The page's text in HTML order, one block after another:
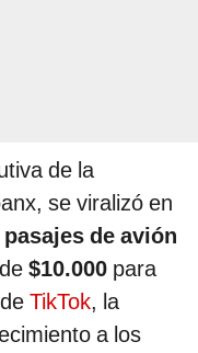
de la
se viralizó en
pasajes de avión
$10.000 para
TikTok, la
a los